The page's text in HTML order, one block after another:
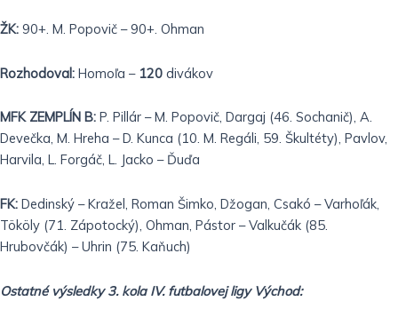
ŽK: 90+. M. Popovič – 90+. Ohman
Rozhodoval: Homoľa – 120 divákov
MFK ZEMPLÍN B: P. Pillár – M. Popovič, Dargaj (46. Sochanič), A.
Devečka, M. Hreha – D. Kunca (10. M. Regáli, 59. Škultéty), Pavlov,
Harvila, L. Forgáč, L. Jacko – Ďuďa
FK: Dedinský – Kražel, Roman Šimko, Džogan, Csakó – Varhoľák,
Tököly (71. Zápotocký), Ohman, Pástor – Valkučák (85.
Hrubovčák) – Uhrin (75. Kaňuch)
Ostatné výsledky 3. kola IV. futbalovej ligy Východ: